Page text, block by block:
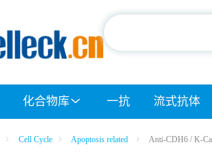
化合物库 一抗 流式抗体
Cell Cycle Apoptosis related Anti-CDH6 / K-